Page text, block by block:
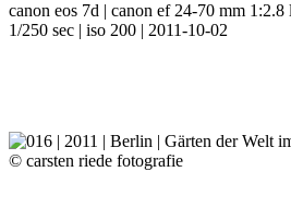
canon eos 7d | canon ef 24-70 mm 1:2.8
1/250 sec | iso 200 | 2011-10-02